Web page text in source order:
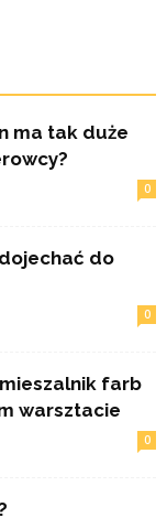
ma tak duże
0
do
0
farb
warsztacie
0